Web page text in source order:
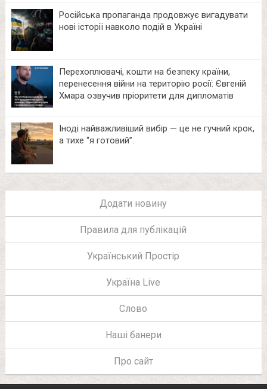
Російська пропаганда продовжує вигадувати
нові історії навколо подій в Україні
Перехоплювачі, кошти на безпеку країни,
перенесення війни на територію росії: Євгеній
Хмара озвучив пріоритети для дипломатів
Іноді найважливіший вибір — це не гучний крок,
а тихе “я готовий”.
Додати новину
Правила для публікацій
Український Простір
Україна Live
Слово
Наші банери
Про сайт